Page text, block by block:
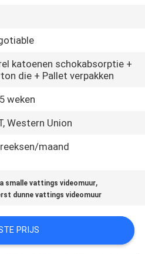
katoenen schokabsorptie +
die + Pallet verpakken
weken
Western Union
maand
smalle vattings videomuur,
dunne vattings videomuur
PRIJS